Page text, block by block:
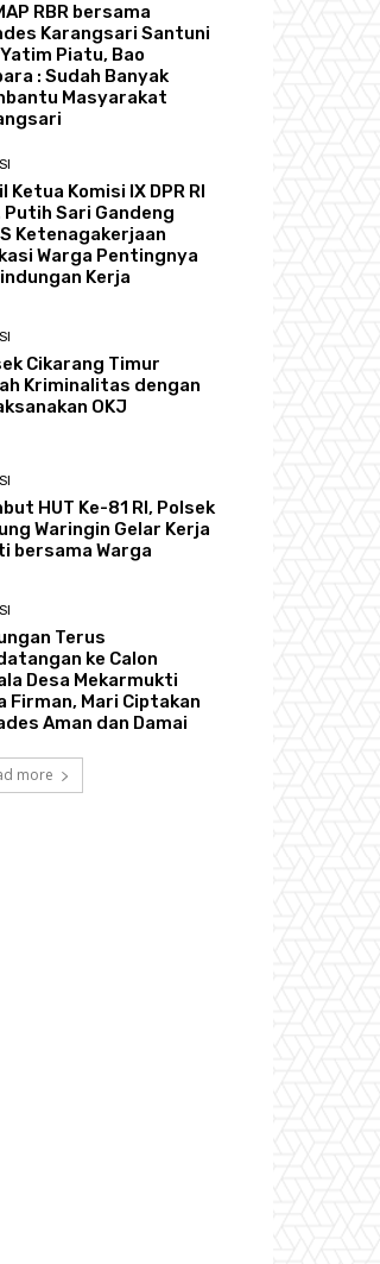
RBR bersama
Karangsari Santuni
Piatu, Bao
: Sudah Banyak
Masyarakat
Ketua Komisi IX DPR RI
Putih Sari Gandeng
Ketenagakerjaan
Warga Pentingnya
Kerja
Cikarang Timur
Kriminalitas dengan
OKJ
HUT Ke-81 RI, Polsek
Waringin Gelar Kerja
bersama Warga
Terus
ke Calon
Desa Mekarmukti
Firman, Mari Ciptakan
Aman dan Damai
more